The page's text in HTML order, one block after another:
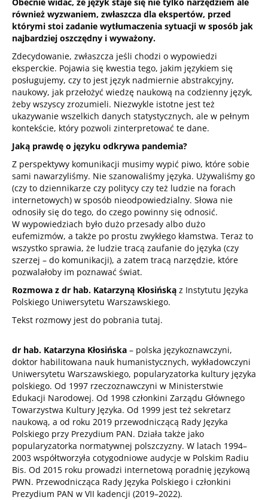
również wyzwaniem, zwłaszcza dla ekspertów, przed
którymi stoi zadanie wytłumaczenia sytuacji w sposób jak
najbardziej oszczędny i wyważony.
Zdecydowanie, zwłaszcza jeśli chodzi o wypowiedzi
eksperckie. Pojawia się kwestia tego, jakim językiem się
posługujemy, czy to jest język nadmiernie abstrakcyjny,
naukowy, jak przełożyć wiedzę naukową na codzienny język,
żeby wszyscy zrozumieli. Niezwykle istotne jest też
ukazywanie wszelkich danych statystycznych, ale w pełnym
kontekście, który pozwoli zinterpretować te dane.
Jaką prawdę o języku odkrywa pandemia?
Z perspektywy komunikacji musimy wypić piwo, które sobie
sami nawarzyliśmy. Nie szanowaliśmy języka. Używaliśmy go
(czy to dziennikarze czy politycy czy też ludzie na forach
internetowych) w sposób nieodpowiedzialny. Słowa nie
odnosiły się do tego, do czego powinny się odnosić.
W wypowiedziach było dużo przesady albo dużo
eufemizmów, a także po prostu zwykłego kłamstwa. Teraz to
wszystko sprawia, że ludzie tracą zaufanie do języka (czy
szerzej – do komunikacji), a zatem tracą narzędzie, które
pozwalałoby im poznawać świat.
Rozmowa z dr hab. Katarzyną Kłosińską z Instytutu Języka
Polskiego Uniwersytetu Warszawskiego.
Tekst rozmowy jest do pobrania tutaj.
dr hab. Katarzyna Kłosińska – polska językoznawczyni,
doktor habilitowana nauk humanistycznych, wykładowczyni
Uniwersytetu Warszawskiego, popularyzatorka kultury języka
polskiego. Od 1997 rzeczoznawczyni w Ministerstwie
Edukacji Narodowej. Od 1998 członkini Zarządu Głównego
Towarzystwa Kultury Języka. Od 1999 jest też sekretarz
naukową, a od roku 2019 przewodniczącą Rady Języka
Polskiego przy Prezydium PAN. Działa także jako
popularyzatorka normatywnej polszczyzny. W latach 1994–
2003 współtworzyła cotygodniowe audycje w Polskim Radiu
Bis. Od 2015 roku prowadzi internetową poradnię językową
PWN. Przewodnicząca Rady Języka Polskiego i członkini
Prezydium PAN w VII kadencji (2019–2022).